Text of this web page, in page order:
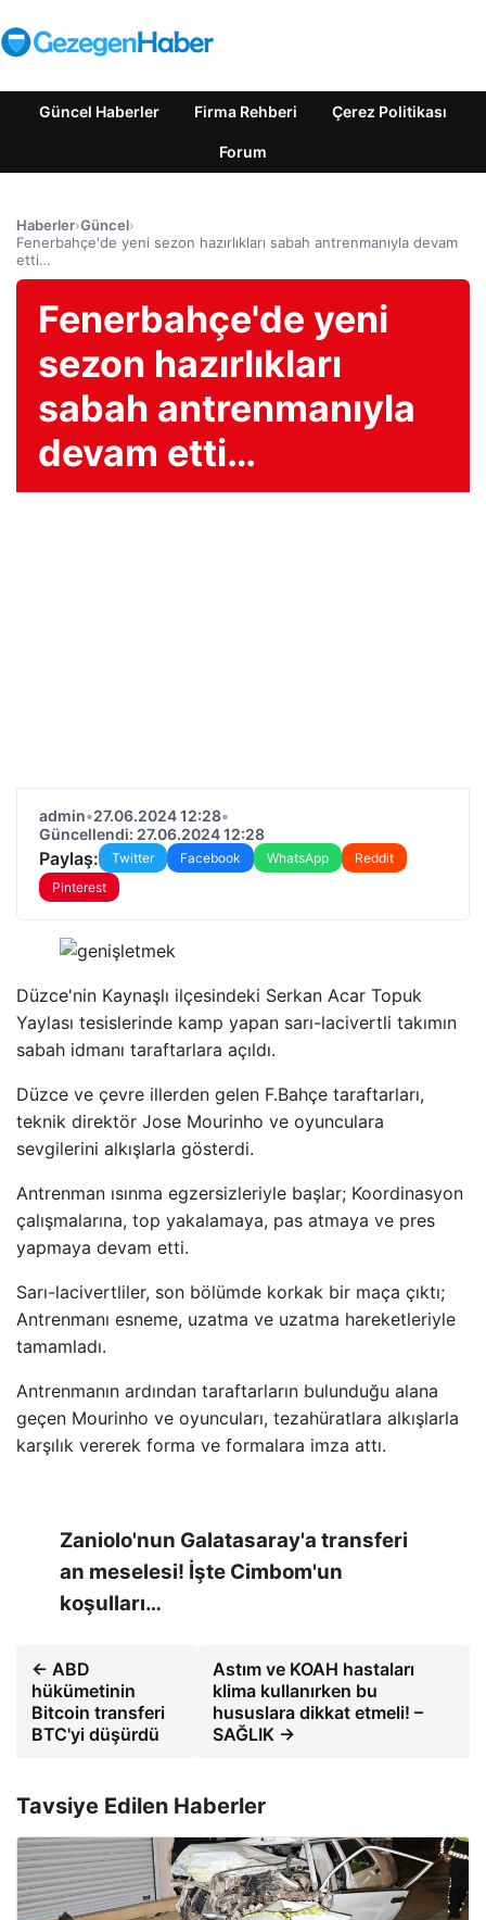
Güncel Haberler Firma Rehberi Çerez Politikası
Forum
Haberler›Güncel›
Fenerbahçe'de yeni sezon hazırlıkları sabah antrenmanıyla devam
etti…
Fenerbahçe'de yeni
sezon hazırlıkları
sabah antrenmanıyla
devam etti…
admin•27.06.2024 12:28•
Güncellendi: 27.06.2024 12:28
Paylaş: Twitter Facebook WhatsApp
Reddit
Pinterest
Düzce'nin Kaynaşlı ilçesindeki Serkan Acar Topuk
Yaylası tesislerinde kamp yapan sarı-lacivertli takımın
sabah idmanı taraftarlara açıldı.
Düzce ve çevre illerden gelen F.Bahçe taraftarları,
teknik direktör Jose Mourinho ve oyunculara
sevgilerini alkışlarla gösterdi.
Antrenman ısınma egzersizleriyle başlar; Koordinasyon
çalışmalarına, top yakalamaya, pas atmaya ve pres
yapmaya devam etti.
Sarı-lacivertliler, son bölümde korkak bir maça çıktı;
Antrenmanı esneme, uzatma ve uzatma hareketleriyle
tamamladı.
Antrenmanın ardından taraftarların bulunduğu alana
geçen Mourinho ve oyuncuları, tezahüratlara alkışlarla
karşılık vererek forma ve formalara imza attı.
Zaniolo'nun Galatasaray'a transferi
an meselesi! İşte Cimbom'un
koşulları…
← ABD
hükümetinin
Bitcoin transferi
BTC'yi düşürdü
Astım ve KOAH hastaları
klima kullanırken bu
hususlara dikkat etmeli! –
SAĞLIK →
Tavsiye Edilen Haberler